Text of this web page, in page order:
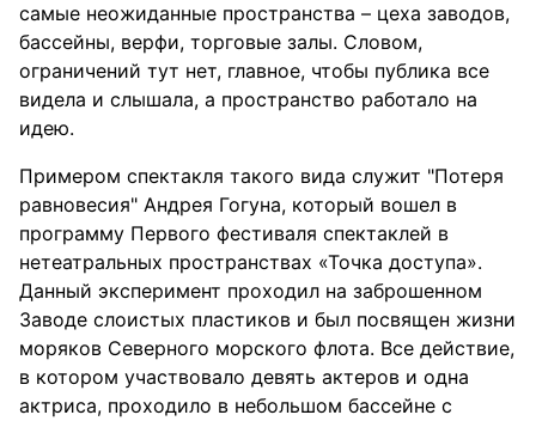
самые неожиданные пространства – цеха заводов,
бассейны, верфи, торговые залы. Словом,
ограничений тут нет, главное, чтобы публика все
видела и слышала, а пространство работало на
идею.
Примером спектакля такого вида служит "Потеря
равновесия" Андрея Гогуна, который вошел в
программу Первого фестиваля спектаклей в
нетеатральных пространствах «Точка доступа».
Данный эксперимент проходил на заброшенном
Заводе слоистых пластиков и был посвящен жизни
моряков Северного морского флота. Все действие,
в котором участвовало девять актеров и одна
актриса, проходило в небольшом бассейне с